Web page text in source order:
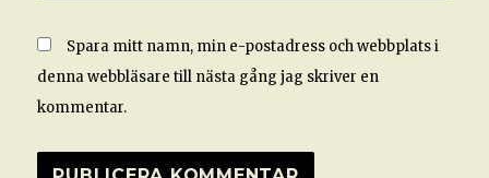
Spara mitt namn, min e-postadress och webbplats i
denna webbläsare till nästa gång jag skriver en
kommentar.